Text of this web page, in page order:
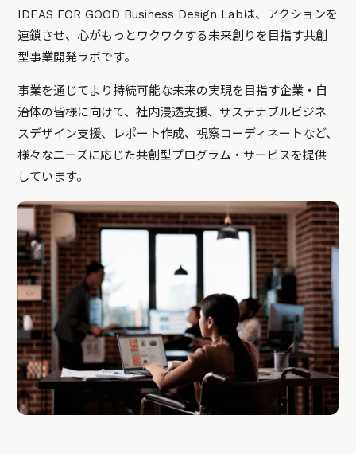
IDEAS FOR GOOD Business Design Labは、アクションを
連鎖させ、心がもっとワクワクする未来創りを目指す共創
型事業開発ラボです。
事業を通じてより持続可能な未来の実現を目指す企業・自
治体の皆様に向けて、社内浸透支援、サステナブルビジネ
スデザイン支援、レポート作成、視察コーディネートなど、
様々なニーズに応じた共創型プログラム・サービスを提供
しています。